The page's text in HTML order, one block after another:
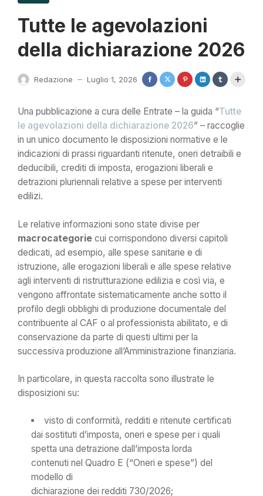
Tutte le agevolazioni
della dichiarazione 2026
Redazione — Luglio 1, 2026
Una pubblicazione a cura delle Entrate – la guida “Tutte
le agevolazioni della dichiarazione 2026” – raccoglie
in un unico documento le disposizioni normative e le
indicazioni di prassi riguardanti ritenute, oneri detraibili e
deducibili, crediti di imposta, erogazioni liberali e
detrazioni pluriennali relative a spese per interventi
edilizi.
Le relative informazioni sono state divise per
macrocategorie cui corrispondono diversi capitoli
dedicati, ad esempio, alle spese sanitarie e di
istruzione, alle erogazioni liberali e alle spese relative
agli interventi di ristrutturazione edilizia e così via, e
vengono affrontate sistematicamente anche sotto il
profilo degli obblighi di produzione documentale del
contribuente al CAF o al professionista abilitato, e di
conservazione da parte di questi ultimi per la
successiva produzione all’Amministrazione finanziaria.
In particolare, in questa raccolta sono illustrate le
disposizioni su:
visto di conformità, redditi e ritenute certificati
dai sostituti d’imposta, oneri e spese per i quali
spetta una detrazione dall’imposta lorda
contenuti nel Quadro E (“Oneri e spese”) del
modello di
dichiarazione dei redditi 730/2026;